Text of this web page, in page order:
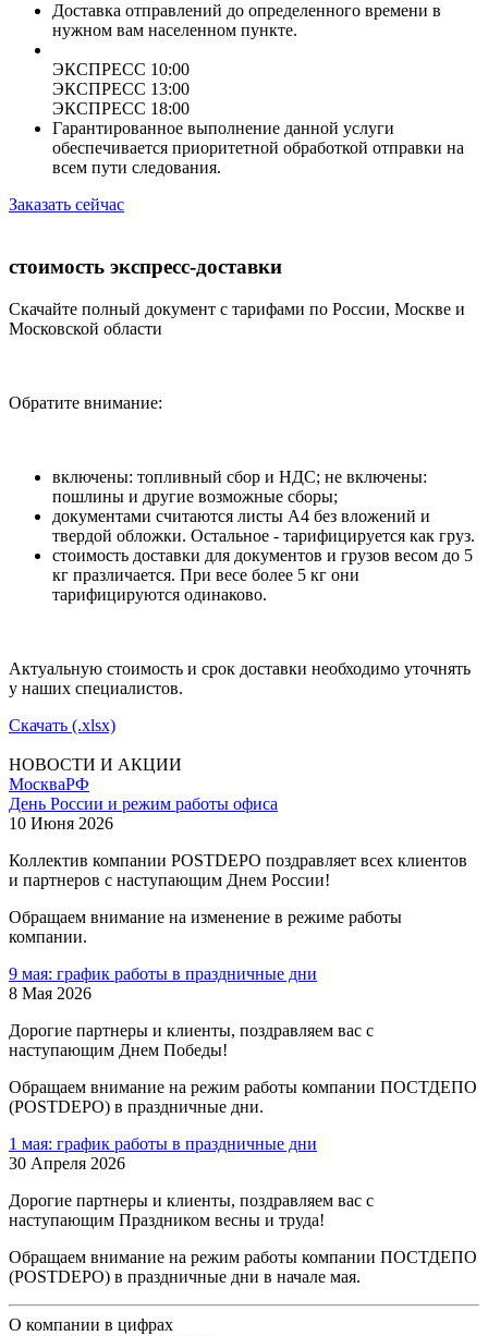
Доставка отправлений до определенного времени в
нужном вам населенном пункте.
ЭКСПРЕСС 10:00
ЭКСПРЕСС 13:00
ЭКСПРЕСС 18:00
Гарантированное выполнение данной услуги
обеспечивается приоритетной обработкой отправки на
всем пути следования.
Заказать сейчас
стоимость экспресс-доставки
Скачайте полный документ с тарифами по России, Москве и
Московской области
Обратите внимание:
включены: топливный сбор и НДС; не включены:
пошлины и другие возможные сборы;
документами считаются листы А4 без вложений и
твердой обложки. Остальное - тарифицируется как груз.
стоимость доставки для документов и грузов весом до 5
кг празличается. При весе более 5 кг они
тарифицируются одинаково.
Актуальную стоимость и срок доставки необходимо уточнять
у наших специалистов.
Скачать (.xlsx)
НОВОСТИ И АКЦИИ
МоскваРФ
День России и режим работы офиса
10 Июня 2026
Коллектив компании POSTDEPO поздравляет всех клиентов
и партнеров с наступающим Днем России!
Обращаем внимание на изменение в режиме работы
компании.
9 мая: график работы в праздничные дни
8 Мая 2026
Дорогие партнеры и клиенты, поздравляем вас с
наступающим Днем Победы!
Обращаем внимание на режим работы компании ПОСТДЕПО
(POSTDEPO) в праздничные дни.
1 мая: график работы в праздничные дни
30 Апреля 2026
Дорогие партнеры и клиенты, поздравляем вас с
наступающим Праздником весны и труда!
Обращаем внимание на режим работы компании ПОСТДЕПО
(POSTDEPO) в праздничные дни в начале мая.
О компании в цифрах